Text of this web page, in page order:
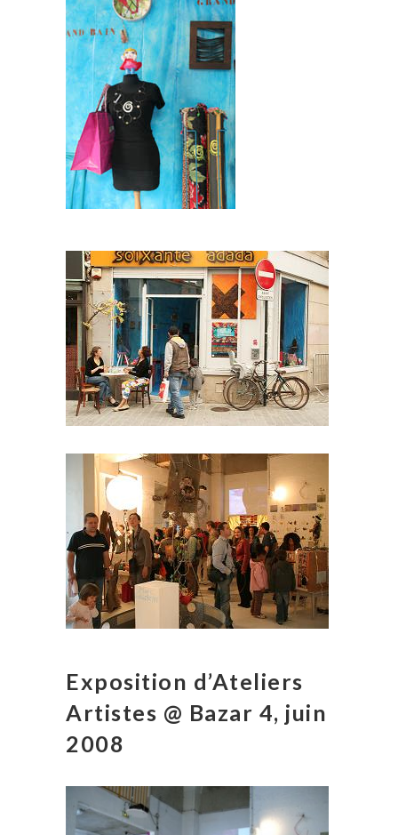
Exposition d’Ateliers
Artistes @ Bazar 4, juin
2008